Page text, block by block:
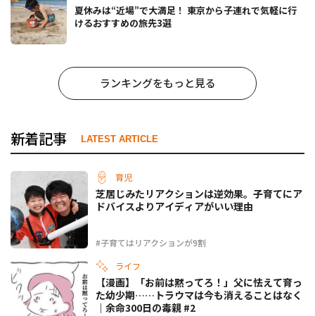
夏休みは“近場”で大満足！ 東京から子連れで気軽に行
けるおすすめの旅先3選
ランキングをもっと見る
新着記事 LATEST ARTICLE
育児
#子育てはリアクションが9割
芝居じみたリアクションは逆効果。子育てにア
ドバイスよりアイディアがいい理由
ライフ
【漫画】「お前は黙ってろ！」父に怯えて育っ
た幼少期……トラウマは今も消えることはなく
｜余命300日の毒親 #2